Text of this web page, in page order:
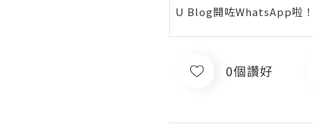
U Blog開咗WhatsApp啦
0個讚好